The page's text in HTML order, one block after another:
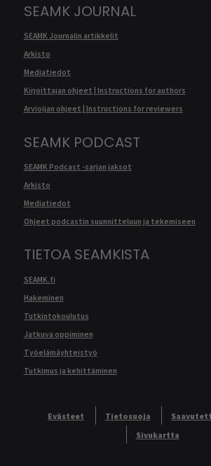
SEAMK JOURNAL
SEAMK Journalin artikkelit
Arkisto
Mediatiedot
Kirjoittajan ohjeet | Instructions for authors
Arvioijan ohjeet | Instructions for reviewers
SEAMK PODCAST
SEAMK Podcast -sarjan jaksot
Arkisto
Mediatiedot
Ohjeet podcastin suunnitteluun ja tekemiseen
TIETOA SEAMKISTA
SEAMK.fi
Hakeminen
Tutkintokoulutus
Jatkuva oppiminen
Työelämäyhteistyö
Tutkimus ja kehittäminen
Evästeet Tietosuoja
Sivukartta